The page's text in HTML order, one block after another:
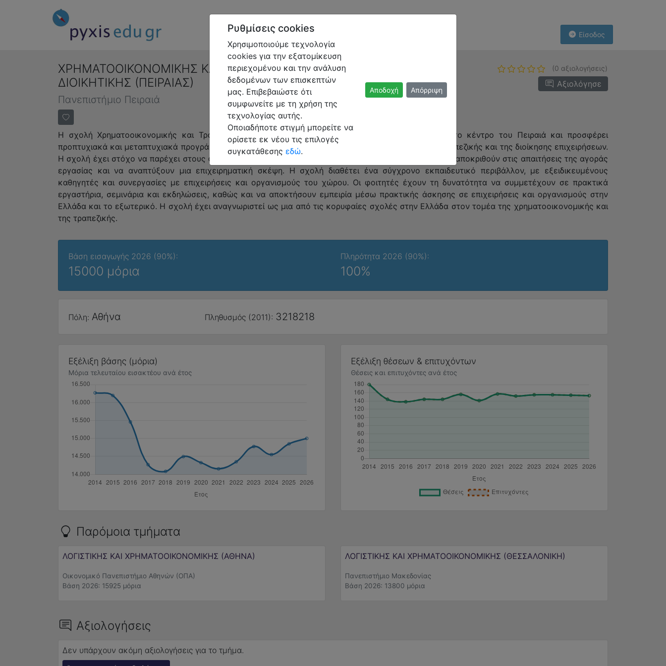
Είσοδος
ΧΡΗΜΑΤΟΟΙΚΟΝΟΜΙΚΗΣ ΚΑΙ ΤΡΑΠΕΖΙΚΗΣ
ΔΙΟΙΚΗΤΙΚΗΣ (ΠΕΙΡΑΙΑΣ)
Πανεπιστήμιο Πειραιά
(0 αξιολογήσεις)
Αξιολόγησε
Η σχολή Χρηματοοικονομικής και Τραπεζικής Διοικητικής του Πανεπιστημίου Πειραιά βρίσκεται στο κέντρο του Πειραιά και προσφέρει
προπτυχιακά και μεταπτυχιακά προγράμματα σπουδών στους τομείς της χρηματοοικονομικής, της τραπεζικής και της διοίκησης επιχειρήσεων.
Η σχολή έχει στόχο να παρέχει στους φοιτητές της τις απαραίτητες γνώσεις και δεξιότητες για να ανταποκριθούν στις απαιτήσεις της αγοράς
εργασίας και να αναπτύξουν μια επιχειρηματική σκέψη. Η σχολή διαθέτει ένα σύγχρονο εκπαιδευτικό περιβάλλον, με εξειδικευμένους
καθηγητές και συνεργασίες με επιχειρήσεις και οργανισμούς του χώρου. Οι φοιτητές έχουν τη δυνατότητα να συμμετέχουν σε πρακτικά
εργαστήρια, σεμινάρια και εκδηλώσεις, καθώς και να αποκτήσουν εμπειρία μέσω πρακτικής άσκησης σε επιχειρήσεις και οργανισμούς στην
Ελλάδα και το εξωτερικό. Η σχολή έχει αναγνωριστεί ως μια από τις κορυφαίες σχολές στην Ελλάδα στον τομέα της χρηματοοικονομικής και
της τραπεζικής.
Βάση εισαγωγής 2026 (90%):
15000 μόρια
Πληρότητα 2026 (90%):
100%
Πόλη: Αθήνα Πληθυσμός (2011): 3218218
Εξέλιξη βάσης (μόρια)
Μόρια τελευταίου εισακτέου ανά έτος
Εξέλιξη θέσεων & επιτυχόντων
Θέσεις και επιτυχόντες ανά έτος
Παρόμοια τμήματα
ΛΟΓΙΣΤΙΚΗΣ ΚΑΙ ΧΡΗΜΑΤΟΟΙΚΟΝΟΜΙΚΗΣ (ΑΘΗΝΑ)
Οικονομικό Πανεπιστήμιο Αθηνών (ΟΠΑ)
Βάση 2026: 15925 μόρια
ΛΟΓΙΣΤΙΚΗΣ ΚΑΙ ΧΡΗΜΑΤΟΟΙΚΟΝΟΜΙΚΗΣ (ΘΕΣΣΑΛΟΝΙΚΗ)
Πανεπιστήμιο Μακεδονίας
Βάση 2026: 13800 μόρια
Αξιολογήσεις
Δεν υπάρχουν ακόμη αξιολογήσεις για το τμήμα.
Ρυθμίσεις cookies
Χρησιμοποιούμε τεχνολογία
cookies για την εξατομίκευση
περιεχομένου και την ανάλυση
δεδομένων των επισκεπτών
μας. Επιβεβαιώστε ότι
συμφωνείτε με τη χρήση της
τεχνολογίας αυτής.
Οποιαδήποτε στιγμή μπορείτε να
ορίσετε εκ νέου τις επιλογές
συγκατάθεσης εδώ.
Αποδοχή Απόρριψη